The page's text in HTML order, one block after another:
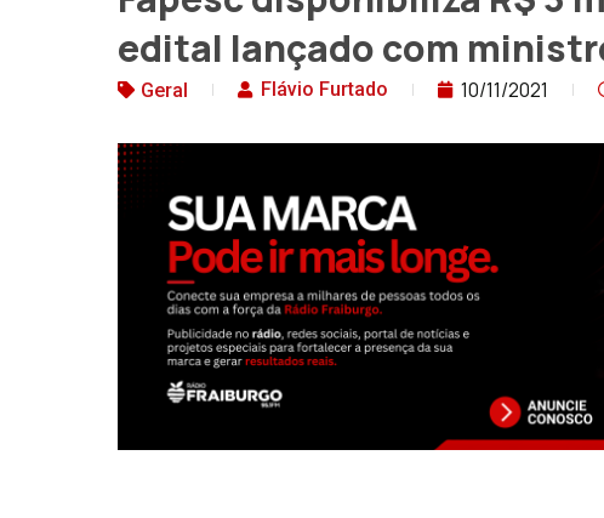
edital lançado com
Geral Flávio Furtado 10/11/2021